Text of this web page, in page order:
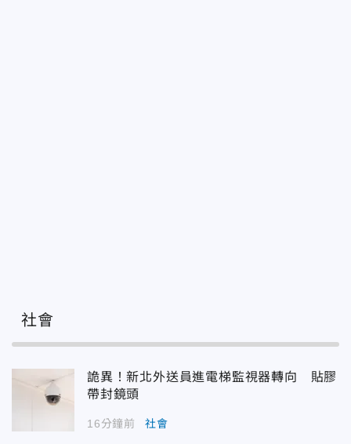
社會
詭異！新北外送員進電梯監視器轉向 貼膠
帶封鏡頭
16分鐘前 社會